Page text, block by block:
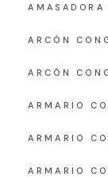
ARCÓN
ARCÓN
ARMARIO
ARMARIO
ARMARIO